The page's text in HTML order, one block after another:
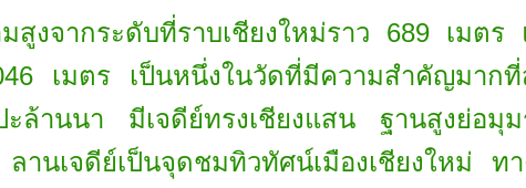
งจากระดับที่ราบเชียงใหม่ราว 689 เมตร
เมตร เป็นหนึ่งในวัดที่มีความสำคัญมากที่
ล้านนา มีเจดีย์ทรงเชียงแสน ฐานสูงย่อมุม
นเจดีย์เป็นจุดชมทิวทัศน์เมืองเชียงใหม่ ทา